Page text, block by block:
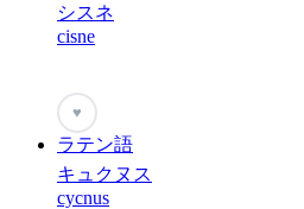
シスネ
cisne
♥
ラテン語
キュクヌス
cycnus